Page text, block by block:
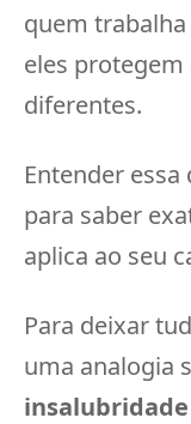
quem
eles
diferentes.
Entender
para saber
aplica ao seu
Para deixar
uma analogia
insalubridade